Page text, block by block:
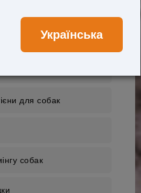
Українська
для собак
для собак
собак